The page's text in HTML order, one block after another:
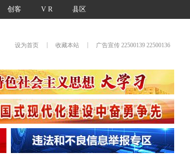
创客 V R 县区
设为首页 收藏本站 广告宣传 22500139 22500136